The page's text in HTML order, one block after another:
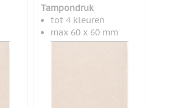
Tampondruk
tot 4 kleuren
max 60 x 60 mm